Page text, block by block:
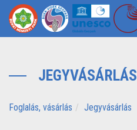
JEGYVÁSÁRLÁS
Foglalás, vásárlás Jegyvásárlás